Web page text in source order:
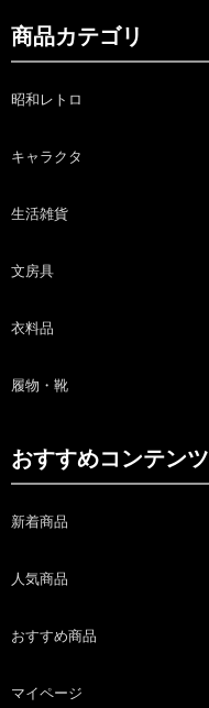
商品カテゴリ
昭和レトロ
キャラクタ
生活雑貨
文房具
衣料品
履物・靴
おすすめコンテンツ
新着商品
人気商品
おすすめ商品
マイページ